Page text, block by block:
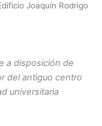
Joaquín Rodrigo
a disposición de
del antiguo centro
universitaria